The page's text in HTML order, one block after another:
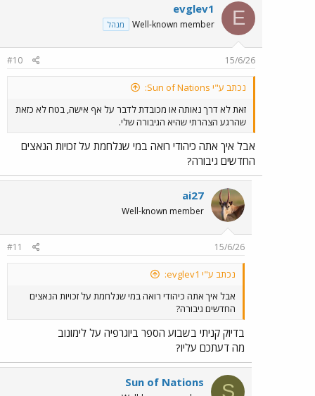
E
evglev1
Well-known member מנהל
15/6/26
#10
נכתב ע"י Sun of Nations:
זאת לא דרך נאותה או מכובדת לדבר על אף אישה, בטח לא כזאת
שהרגע הצהרתי שהיא הגיבורה שלי.
אבל איך אתה כיהודי רואה במי שנלחמת על זכויות הנאצים
החדשים גיבורה?
ai27
Well-known member
15/6/26
#11
נכתב ע"י evglev1:
אבל איך אתה כיהודי רואה במי שנלחמת על זכויות הנאצים
החדשים גיבורה?
בדיוק קניתי בשבוע הספר ביוגרפיה על לימונוב
מה דעתכם עליו?
S
Sun of Nations